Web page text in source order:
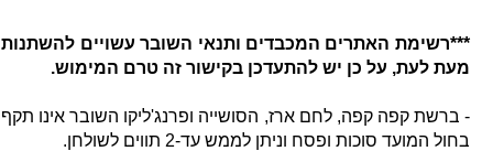
***רשימת האתרים המכבדים ותנאי השובר עשויים להשתנות
מעת לעת, על כן יש להתעדכן בקישור זה טרם המימוש.
- ברשת קפה קפה, לחם ארז, הסושייה ופרנג'ליקו השובר אינו תקף
בחול המועד סוכות ופסח וניתן לממש עד-2 תווים לשולחן.